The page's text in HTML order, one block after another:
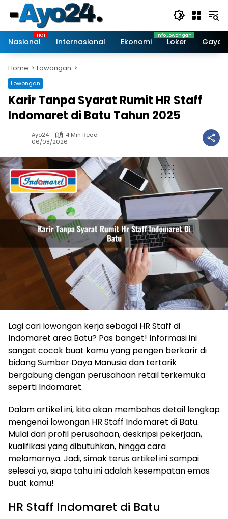
content
Nasional
Internasional Ekonomi Loker Gaya
Home Lowongan
Lowongan
Karir Tanpa Syarat Rumit HR Staff
Indomaret di Batu Tahun 2025
Ayo24
4 Min Read
06/08/2026
Lagi cari lowongan kerja sebagai HR Staff di
Indomaret area Batu? Pas banget! Informasi ini
sangat cocok buat kamu yang pengen berkarir di
bidang Sumber Daya Manusia dan tertarik
bergabung dengan perusahaan retail terkemuka
seperti Indomaret.
Dalam artikel ini, kita akan membahas detail lengkap
mengenai lowongan HR Staff Indomaret di Batu.
Mulai dari profil perusahaan, deskripsi pekerjaan,
kualifikasi yang dibutuhkan, hingga cara
melamarnya. Jadi, simak terus artikel ini sampai
selesai ya, siapa tahu ini adalah kesempatan emas
buat kamu!
HR Staff Indomaret di Batu